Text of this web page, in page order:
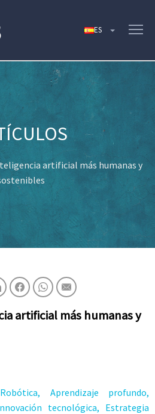
artificial más humanas y
artificial más humanas y
Aprendizaje profundo,
tecnológica, Estrategia